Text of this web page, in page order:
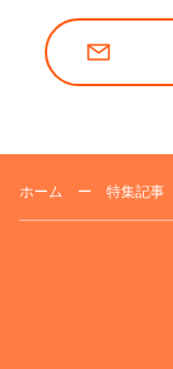
ホーム ー 特集記事